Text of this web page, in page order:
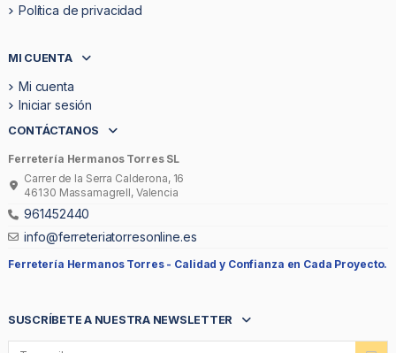
Política de privacidad
MI CUENTA
Mi cuenta
Iniciar sesión
CONTÁCTANOS
Ferretería Hermanos Torres SL
Carrer de la Serra Calderona, 16
46130 Massamagrell, Valencia
961452440
info@ferreteriatorresonline.es
Ferretería Hermanos Torres - Calidad y Confianza en Cada Proyecto.
SUSCRÍBETE A NUESTRA NEWSLETTER